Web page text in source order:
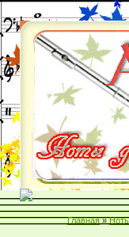
Главная »